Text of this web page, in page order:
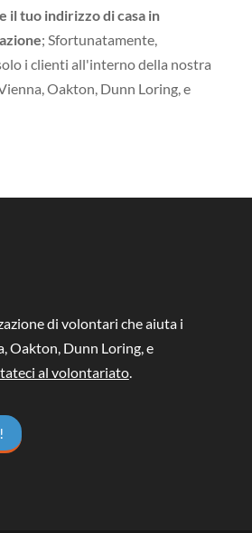
il tuo indirizzo di casa in
; Sfortunatamente,
i clienti all'interno della nostra
Oakton, Dunn Loring, e
di volontari che aiuta i
Oakton, Dunn Loring, e
al volontariato.